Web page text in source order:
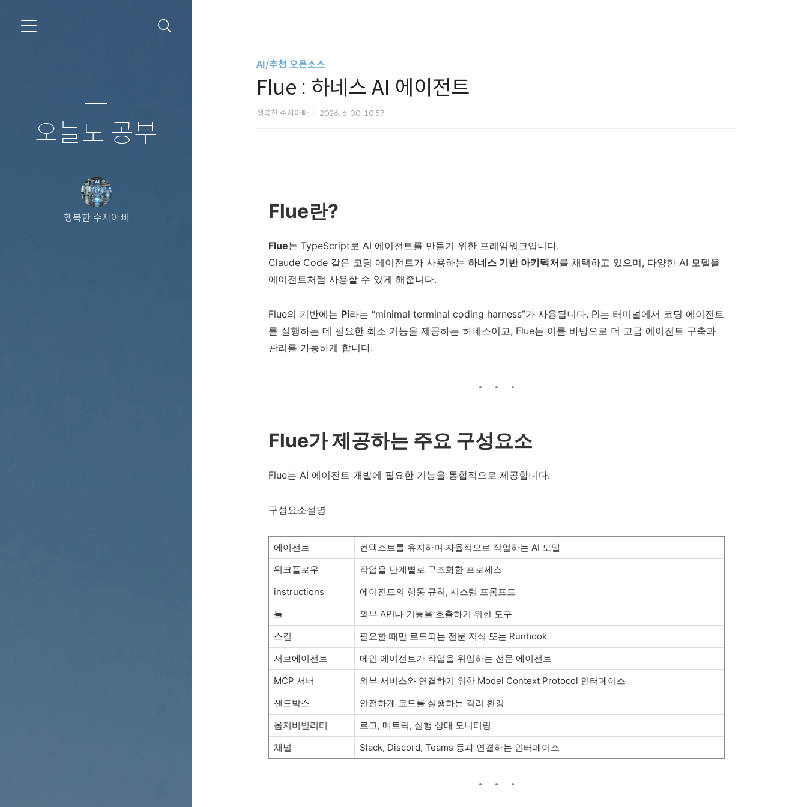
오늘도 공부
행복한 수지아빠
AI/추천 오픈소스
Flue : 하네스 AI 에이전트
행복한 수지아빠 2026. 6. 30. 10:57
Flue란?
Flue는 TypeScript로 AI 에이전트를 만들기 위한 프레임워크입니다.
Claude Code 같은 코딩 에이전트가 사용하는 하네스 기반 아키텍처를 채택하고 있으며, 다양한 AI 모델을
에이전트처럼 사용할 수 있게 해줍니다.
Flue의 기반에는 Pi라는 “minimal terminal coding harness”가 사용됩니다. Pi는 터미널에서 코딩 에이전트
를 실행하는 데 필요한 최소 기능을 제공하는 하네스이고, Flue는 이를 바탕으로 더 고급 에이전트 구축과
관리를 가능하게 합니다.
Flue가 제공하는 주요 구성요소
Flue는 AI 에이전트 개발에 필요한 기능을 통합적으로 제공합니다.
구성요소설명
에이전트
컨텍스트를 유지하며 자율적으로 작업하는 AI 모델
워크플로우
작업을 단계별로 구조화한 프로세스
instructions
에이전트의 행동 규칙, 시스템 프롬프트
툴
외부 API나 기능을 호출하기 위한 도구
스킬
필요할 때만 로드되는 전문 지식 또는 Runbook
서브에이전트
메인 에이전트가 작업을 위임하는 전문 에이전트
MCP 서버
외부 서비스와 연결하기 위한 Model Context Protocol 인터페이스
샌드박스
안전하게 코드를 실행하는 격리 환경
옵저버빌리티
로그, 메트릭, 실행 상태 모니터링
채널
Slack, Discord, Teams 등과 연결하는 인터페이스